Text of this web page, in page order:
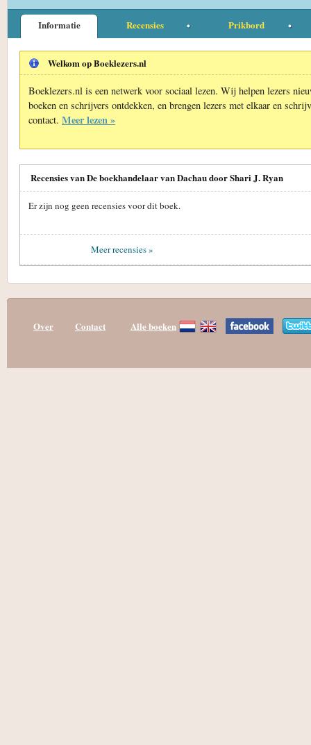
Informatie Recensies Prikbord
Welkom op Boeklezers.nl
Boeklezers.nl is een netwerk voor sociaal lezen. Wij helpen lezers
boeken en schrijvers ontdekken, en brengen lezers met elkaar en
contact. Meer lezen »
Recensies van De boekhandelaar van Dachau door Shari J. Ryan
Er zijn nog geen recensies voor dit boek.
Meer recensies »
Over Contact Alle boeken